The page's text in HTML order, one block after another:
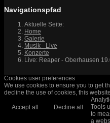
Navigationspfad
Aktuelle Seite:
Home
Galerie
Musik - Live
Konzerte
Live: Reaper - Oberhausen
Cookies user preferences
We use cookies to ensure you to get
decline the use of cookies, this
Accept all Decline all
Tools
to
a